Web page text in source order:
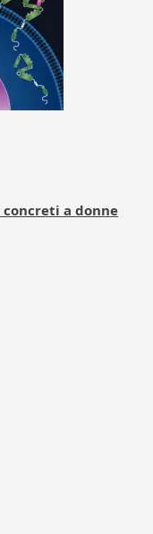
concreti a donne